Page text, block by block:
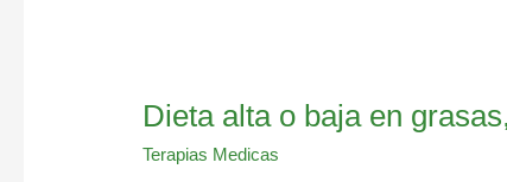
Dieta alta o baja en
Terapias Medicas